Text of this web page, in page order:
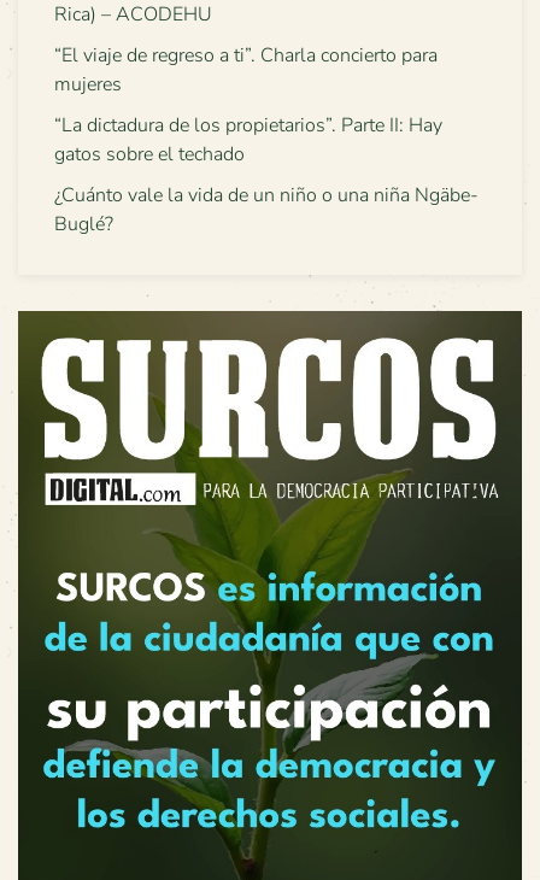
Rica) – ACODEHU
“El viaje de regreso a ti”. Charla concierto para
mujeres
“La dictadura de los propietarios”. Parte II: Hay
gatos sobre el techado
¿Cuánto vale la vida de un niño o una niña Ngäbe-
Buglé?